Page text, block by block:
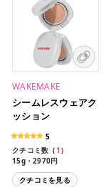
WAKEMAKE
シームレスウェアク
ッション
5
クチコミ数（1 ）
15g・2970円
クチコミを見る